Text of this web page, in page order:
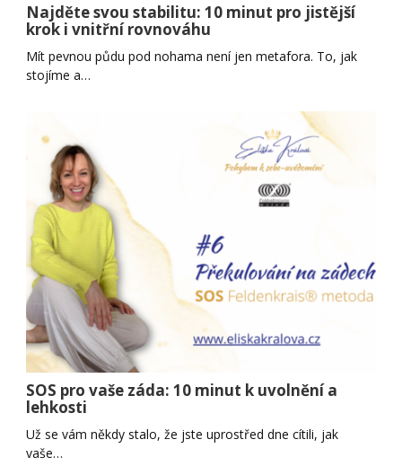
Najděte svou stabilitu: 10 minut pro jistější
krok i vnitřní rovnováhu
Mít pevnou půdu pod nohama není jen metafora. To, jak
stojíme a…
SOS pro vaše záda: 10 minut k uvolnění a
lehkosti
Už se vám někdy stalo, že jste uprostřed dne cítili, jak
vaše…